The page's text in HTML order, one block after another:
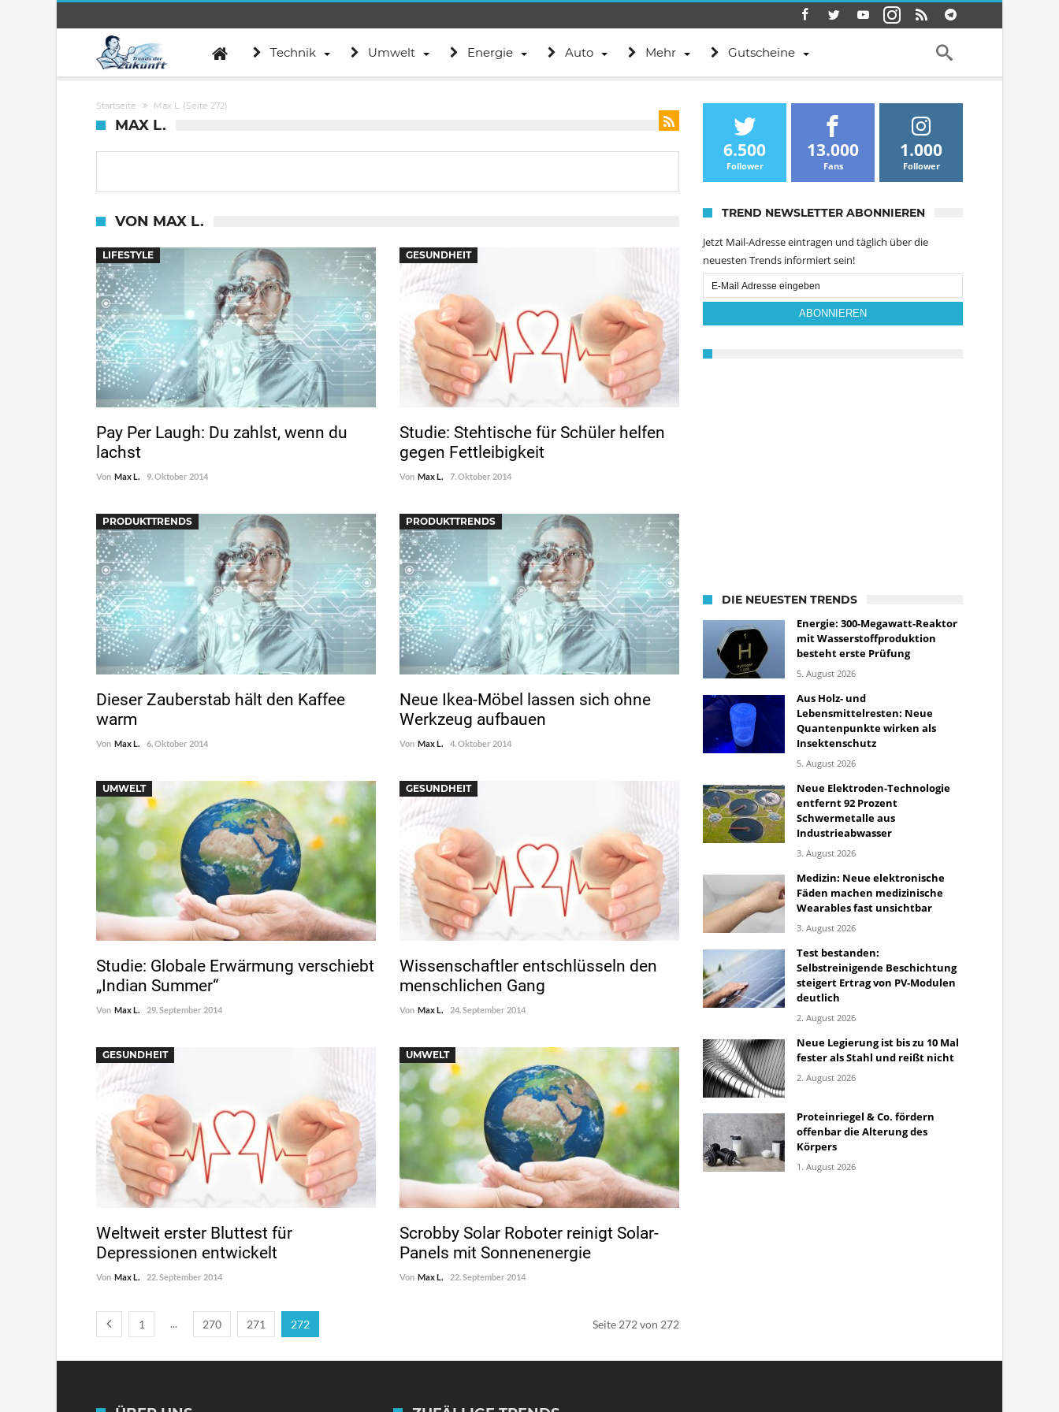
Technik Umwelt Energie Auto Mehr Gutscheine
Startseite Max L. (Seite 272)
MAX L.
VON MAX L.
LIFESTYLE
Pay Per Laugh: Du zahlst, wenn du
lachst
Von Max L. 9. Oktober 2014
GESUNDHEIT
Studie: Stehtische für Schüler helfen
gegen Fettleibigkeit
Von Max L. 7. Oktober 2014
PRODUKTTRENDS
Dieser Zauberstab hält den Kaffee
warm
Von Max L. 6. Oktober 2014
PRODUKTTRENDS
Neue Ikea-Möbel lassen sich ohne
Werkzeug aufbauen
Von Max L. 4. Oktober 2014
UMWELT
Studie: Globale Erwärmung verschiebt
„Indian Summer“
Von Max L. 29. September 2014
GESUNDHEIT
Wissenschaftler entschlüsseln den
menschlichen Gang
Von Max L. 24. September 2014
GESUNDHEIT
Weltweit erster Bluttest für
Depressionen entwickelt
Von Max L. 22. September 2014
UMWELT
Scrobby Solar Roboter reinigt Solar-
Panels mit Sonnenenergie
Von Max L. 22. September 2014
1 ... 270 271 272 Seite 272 von 272
6.500
Follower
13.000
Fans
1.000
Follower
TREND NEWSLETTER ABONNIEREN
Jetzt Mail-Adresse eintragen und täglich über die
neuesten Trends informiert sein!
Email
Subscription
ABONNIEREN
DIE NEUESTEN TRENDS
Energie: 300-Megawatt-Reaktor
mit Wasserstoffproduktion
besteht erste Prüfung
5. August 2026
Aus Holz- und
Lebensmittelresten: Neue
Quantenpunkte wirken als
Insektenschutz
5. August 2026
Neue Elektroden-Technologie
entfernt 92 Prozent
Schwermetalle aus
Industrieabwasser
3. August 2026
Medizin: Neue elektronische
Fäden machen medizinische
Wearables fast unsichtbar
3. August 2026
Test bestanden:
Selbstreinigende Beschichtung
steigert Ertrag von PV-Modulen
deutlich
2. August 2026
Neue Legierung ist bis zu 10 Mal
fester als Stahl und reißt nicht
2. August 2026
Proteinriegel & Co. fördern
offenbar die Alterung des
Körpers
1. August 2026